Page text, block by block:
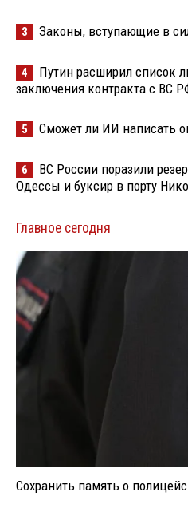
3 Законы, вступающие в
4
Путин расширил список
заключения контракта с ВС
5 Сможет ли ИИ написать
6
ВС России поразили
Одессы и буксир в порту
Главное сегодня
Сохранить память о